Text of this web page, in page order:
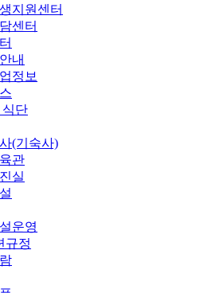
지원센터
센터
내
정보
식단
(기숙사)
관
실
운영
규정